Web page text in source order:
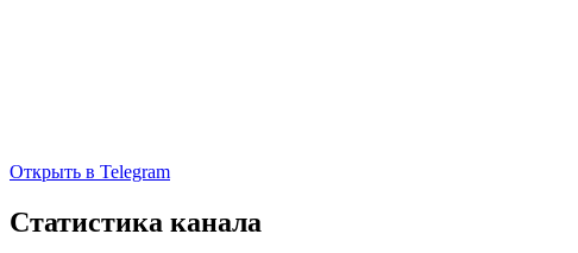
Открыть в Telegram
Статистика канала